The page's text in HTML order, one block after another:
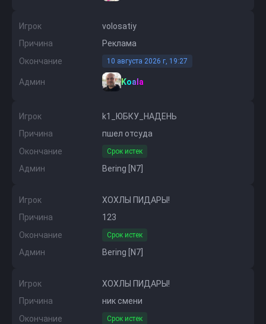
Игрок
volosatiy
Причина
Реклама
Окончание
10 августа 2026 г, 19:27
Админ Koala
Игрок
k1_ЮБКУ_НАДЕНЬ
Причина
пшел отсуда
Окончание
Срок истек
Админ Bering [N7]
Игрок
ХОХЛЫ ПИДАРЫ!
Причина
123
Окончание
Срок истек
Админ Bering [N7]
Игрок
ХОХЛЫ ПИДАРЫ!
Причина
ник смени
Окончание
Срок истек